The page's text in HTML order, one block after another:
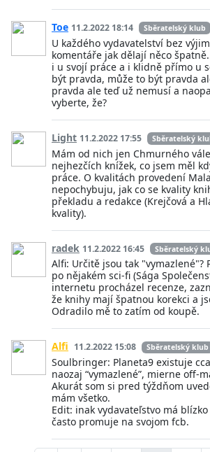
Toe 11.2.2022 18:14 Sběratelský klub
U každého vydavatelství bez
komentáře jak dělají něco
i u svojí práce a i klidně přímo u
být pravda, může to být pravda
pravda ale teď už nemusí a
vyberte, že?
Light 11.2.2022 17:55 Sběratelský
Mám od nich jen Chmurného
nejhezčích knížek, co jsem měl
práce. O kvalitách provedení
nepochybuju, jak co se kvality
překladu a redakce (Krejčová a
kvality).
radek 11.2.2022 16:45 Sběratelský
Alfi: Určitě jsou tak "vymazlené"?
po nějakém sci-fi (Sága
internetu procházel recenze,
že knihy mají špatnou korekci a
Odradilo mě to zatím od koupě.
Alfi 11.2.2022 15:08 Sběratelský klub
Soulbringer: Planeta9 existuje
naozaj “vymazlené”, mierne off-
Akurát som si pred týždňom
mám všetko.
Edit: inak vydavateľstvo má blízko
často promuje na svojom fcb.